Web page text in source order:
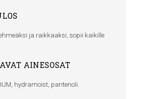
ja raikkaaksi, sopii kaikille
AINESOSAT
hydramoist, pantenoli.